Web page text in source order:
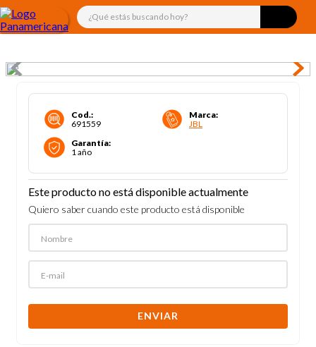
¿Qué estás buscando hoy?
Cod.:
691559
Marca:
JBL
Garantía:
1 año
Este producto no está disponible actualmente
Quiero saber cuando este producto está disponible
ENVIAR